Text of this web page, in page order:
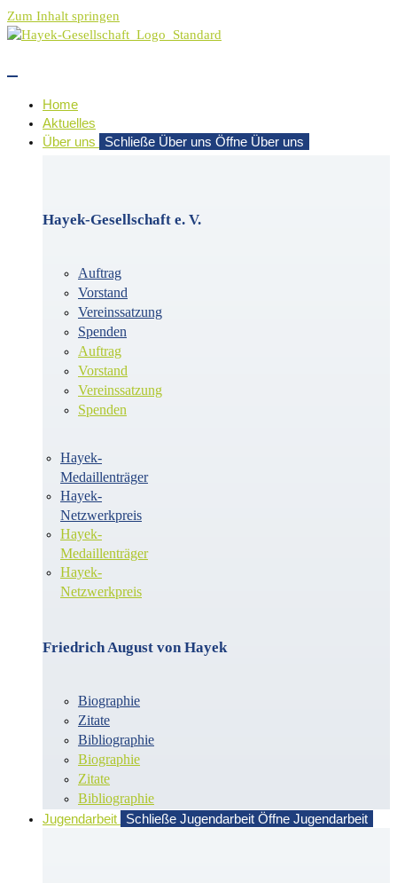
Zum Inhalt springen
Home
Aktuelles
Über uns
Schließe Über uns Öffne Über uns
Hayek-Gesellschaft e. V.
Auftrag
Vorstand
Vereinssatzung
Spenden
Auftrag
Vorstand
Vereinssatzung
Spenden
Hayek-
Medaillenträger
Hayek-
Netzwerkpreis
Hayek-
Medaillenträger
Hayek-
Netzwerkpreis
Friedrich August von Hayek
Biographie
Zitate
Bibliographie
Biographie
Zitate
Bibliographie
Jugendarbeit
Schließe Jugendarbeit Öffne Jugendarbeit